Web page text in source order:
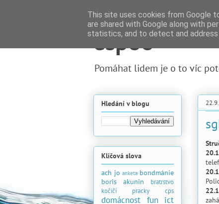
espoo
Pomáhat lidem je o to víc
Hledání v blogu
Klíčová slova
ach jo anketa bondmánie
boris akunin
bratrstvo
kočičí pracky
cps
domácnost fun ict
This site uses cookies from Google
are shared with Google along with
statistics, and to detect and address